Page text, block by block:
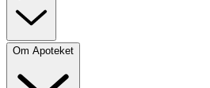
Om Apoteket